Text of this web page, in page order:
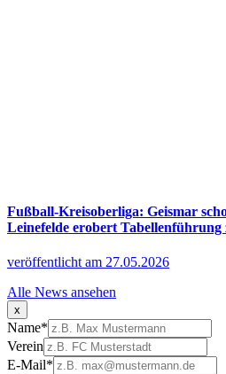
Fußball-Kreisoberliga: Geismar
Leinefelde erobert
veröffentlicht am 27.05.2026
Alle News ansehen
x
Name*
Verein
E-Mail*